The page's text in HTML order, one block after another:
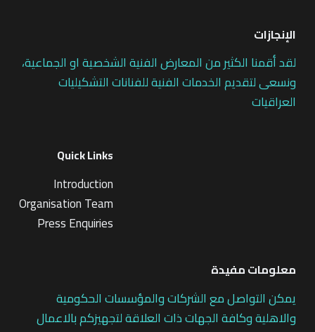
الإنجازات
لقد أقمنا الكثير من المعارض الفنية الشخصية او الجماعية،
ونسعى لتقديم الخدمات الفنية للفنانات التشكيليات
العراقيات
Quick Links
Introduction
Organisation Team
Press Enquiries
معلومات مفيدة
يمكن التواصل مع الشركات والمؤسسات الحكومية
والاهلية وكافة الجهات ذات العلاقة لتجهيزكم بالاعمال